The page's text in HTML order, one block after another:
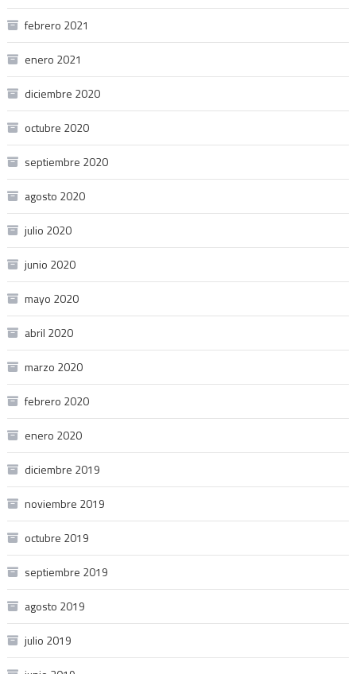
febrero 2021
enero 2021
diciembre 2020
octubre 2020
septiembre 2020
agosto 2020
julio 2020
junio 2020
mayo 2020
abril 2020
marzo 2020
febrero 2020
enero 2020
diciembre 2019
noviembre 2019
octubre 2019
septiembre 2019
agosto 2019
julio 2019